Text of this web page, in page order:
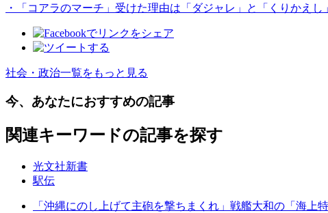
・「コアラのマーチ」受けた理由は「ダジャレ」と「くりかえし」
社会・政治一覧をもっと見る
今、あなたにおすすめの記事
関連キーワードの記事を探す
光文社新書
駅伝
「沖縄にのし上げて主砲を撃ちまくれ」戦艦大和の「海